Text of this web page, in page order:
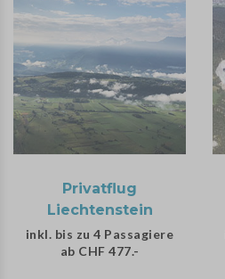
Privatflug
Liechtenstein
inkl. bis zu 4 Passagiere
ab CHF 477.-